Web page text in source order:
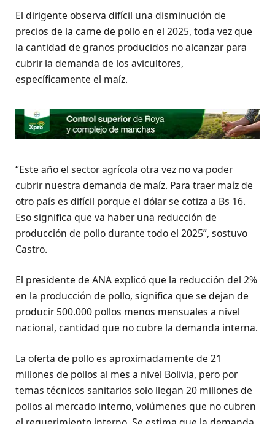
El dirigente observa difícil una disminución de
precios de la carne de pollo en el 2025, toda vez que
la cantidad de granos producidos no alcanzar para
cubrir la demanda de los avicultores,
específicamente el maíz.
“Este año el sector agrícola otra vez no va poder
cubrir nuestra demanda de maíz. Para traer maíz de
otro país es difícil porque el dólar se cotiza a Bs 16.
Eso significa que va haber una reducción de
producción de pollo durante todo el 2025”, sostuvo
Castro.
El presidente de ANA explicó que la reducción del 2%
en la producción de pollo, significa que se dejan de
producir 500.000 pollos menos mensuales a nivel
nacional, cantidad que no cubre la demanda interna.
La oferta de pollo es aproximadamente de 21
millones de pollos al mes a nivel Bolivia, pero por
temas técnicos sanitarios solo llegan 20 millones de
pollos al mercado interno, volúmenes que no cubren